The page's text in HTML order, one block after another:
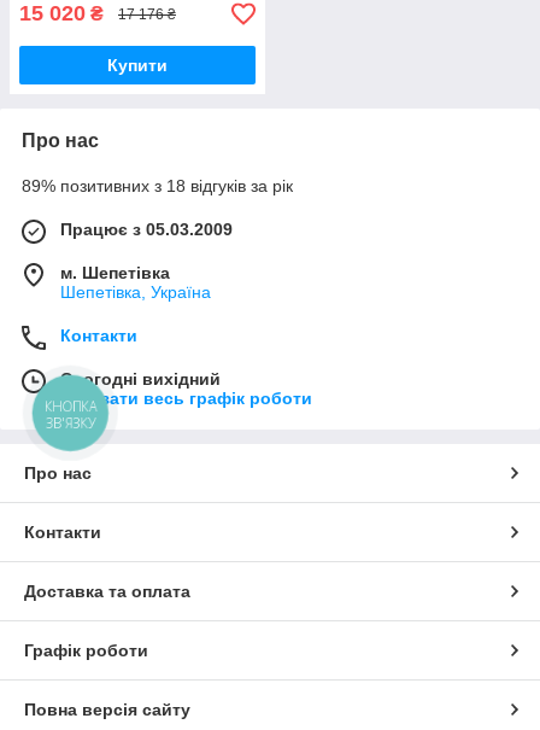
15 020 ₴ 17 176 ₴
Купити
Про нас
89% позитивних з 18 відгуків за рік
Працює з 05.03.2009
м. Шепетівка
Шепетівка, Україна
Контакти
Сьогодні вихідний
Показати весь графік роботи
Про нас
Контакти
Доставка та оплата
Графік роботи
Повна версія сайту
КНОПКА
ЗВ'ЯЗКУ